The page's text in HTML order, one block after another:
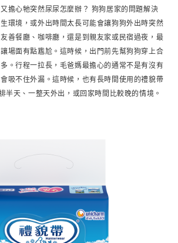
擔心牠突然尿尿怎麼辦？ 狗狗居家的問題解決
環境，或外出時間太長可能會讓狗狗外出時突然
善餐廳、咖啡廳，還是到親友家或民宿過夜，最
場面有點尷尬。這時候，出門前先幫狗狗穿上合
。行程一拉長，毛爸媽最擔心的通常不是有沒有
吸不住外漏。這時候，也有長時間使用的禮貌帶
半天、一整天外出，或回家時間比較晚的情境。